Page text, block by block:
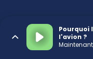
Pourquoi
l'avion ?